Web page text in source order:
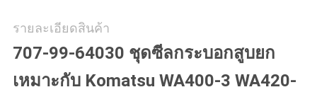
รายละเอียดสินค้า
707-99-64030 ชุดซีลกระบอกสูบยก
เหมาะกับ Komatsu WA400-3 WA420-